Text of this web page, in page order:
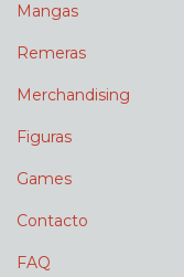
Mangas
Remeras
Merchandising
Figuras
Games
Contacto
FAQ